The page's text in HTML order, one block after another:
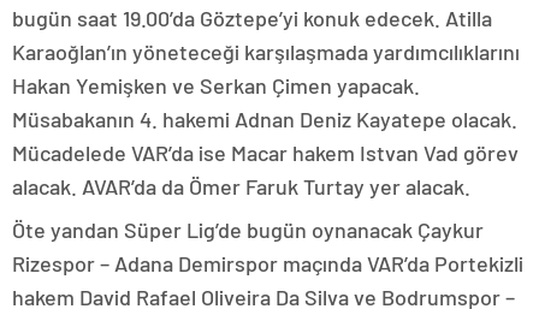
bugün saat 19.00’da Göztepe’yi konuk edecek. Atilla
Karaoğlan’ın yöneteceği karşılaşmada yardımcılıklarını
Hakan Yemişken ve Serkan Çimen yapacak.
Müsabakanın 4. hakemi Adnan Deniz Kayatepe olacak.
Mücadelede VAR’da ise Macar hakem Istvan Vad görev
alacak. AVAR’da da Ömer Faruk Turtay yer alacak.
Öte yandan Süper Lig’de bugün oynanacak Çaykur
Rizespor – Adana Demirspor maçında VAR’da Portekizli
hakem David Rafael Oliveira Da Silva ve Bodrumspor –